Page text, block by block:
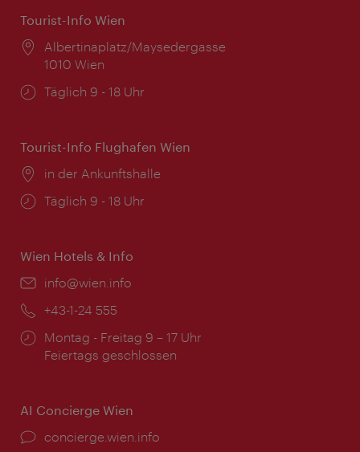
Tourist-Info Wien
Ort:
Albertinaplatz/Maysedergasse
1010 Wien
Öffnungszeiten:
Täglich 9 - 18 Uhr
Tourist-Info Flughafen Wien
Ort:
in der Ankunftshalle
Öffnungszeiten:
Täglich 9 - 18 Uhr
Wien Hotels & Info
Email:
info@wien.info
Telefon:
+43-1-24 555
Öffnungszeiten:
Montag - Freitag 9 – 17 Uhr
Feiertags geschlossen
AI Concierge Wien
Ort:
concierge.wien.info